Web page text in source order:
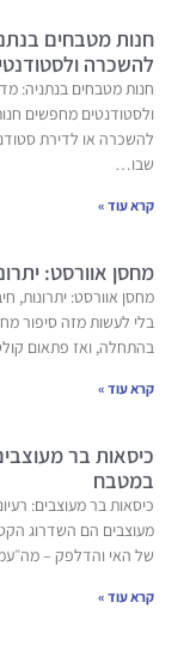
חנות מטבחים
להשכרה
חנות מטבחים בנתניה:
ולסטודנטים מחפשים
להשכרה או לדירת
שבו…
קרא עוד »
מחסן אוורסט:
מחסן אוורסט: יתרונות,
בלי לעשות מזה סיפור
בהתחלה, ואז פתאום
קרא עוד »
כיסאות בר
במטבח
כיסאות בר מעוצבים:
מעוצבים הם השדרוג
של האי והדלפק –
קרא עוד »